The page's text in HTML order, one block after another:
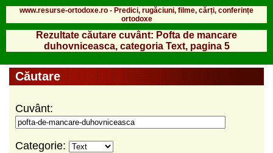
www.resurse-ortodoxe.ro - Predici, rugăciuni, filme, cărți, conferințe
ortodoxe
Rezultate căutare cuvânt: Pofta de mancare
duhovniceasca, categoria Text, pagina 5
Căutare
Cuvânt:
Categorie: